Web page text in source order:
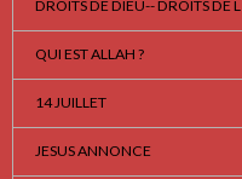
DROITS DE DIEU-- DROITS DE L
QUI EST ALLAH ?
14 JUILLET
JESUS ANNONCE